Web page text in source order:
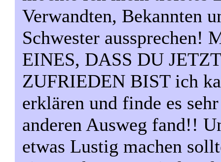
Verwandten, Bekannten
Schwester
EINES, DASS DU
ZUFRIEDEN BIST ich
erklären und finde es
anderen Ausweg fand!!
etwas Lustig machen